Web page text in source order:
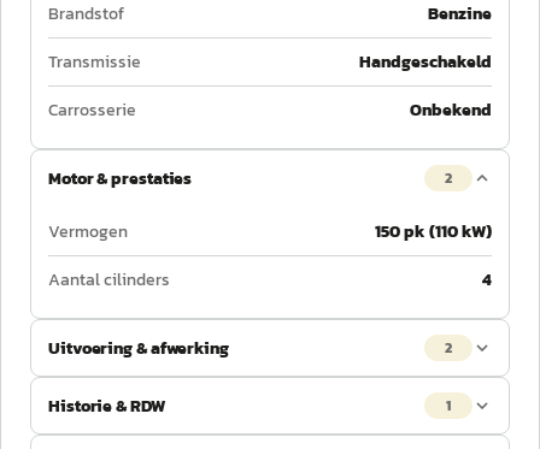
Brandstof
Benzine
Transmissie
Handgeschakeld
Carrosserie
Onbekend
Motor & prestaties 2
Vermogen
150 pk (110 kW)
Aantal cilinders
4
Uitvoering & afwerking 2
Historie & RDW 1